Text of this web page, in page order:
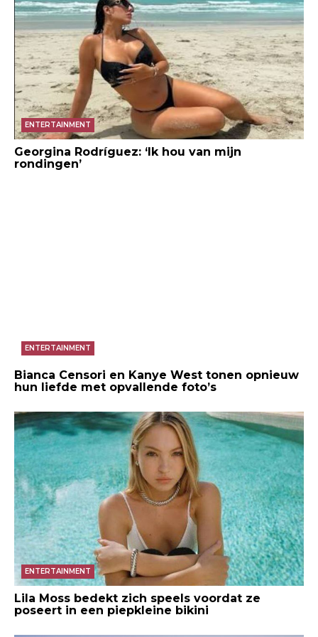
ENTERTAINMENT
Georgina Rodríguez: ‘Ik hou van mijn
rondingen’
ENTERTAINMENT
Bianca Censori en Kanye West tonen opnieuw
hun liefde met opvallende foto’s
ENTERTAINMENT
Lila Moss bedekt zich speels voordat ze
poseert in een piepkleine bikini